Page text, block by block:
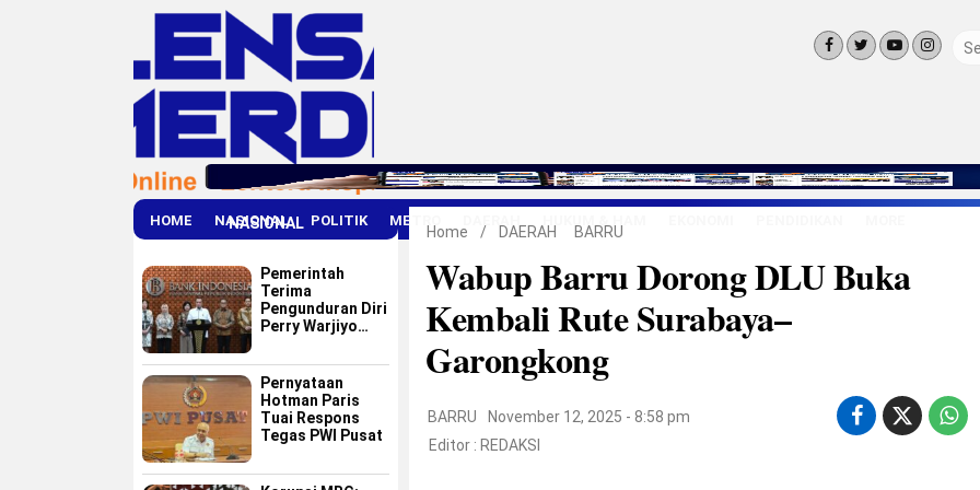
HOME NASIONAL POLITIK METRO
NASIONAL
Pemerintah
Terima
Pengunduran Diri
Perry Warjiyo
Indonesia
Pernyataan
Hotman Paris
Tuai Respons
Tegas PWI Pusat
Home / DAERAH BARRU
Wabup Barru Dorong DLU Buka
Kembali Rute Surabaya–
Garongkong
BARRU
November 12, 2025 - 8:58 pm
Editor : REDAKSI